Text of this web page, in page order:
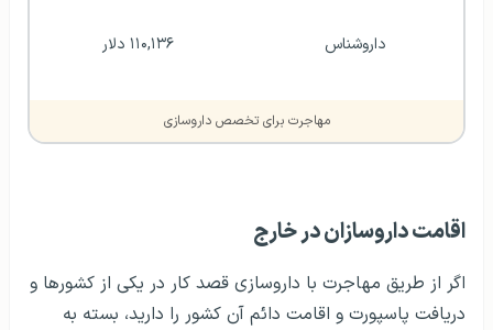
داروشناس ۱۱۰,۱۳۶ دلار
مهاجرت برای تخصص داروسازی
اقامت داروسازان در خارج
اگر از طریق مهاجرت با داروسازی قصد کار در یکی از کشورها و
دریافت پاسپورت و اقامت دائم آن کشور را دارید، بسته به